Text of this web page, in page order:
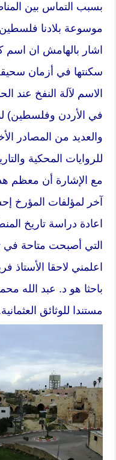
بسبب التماس بين
موسوعة بلادنا
اشار بالهامش ان
سكنتها في أزمان
الاسم لآلة النفخ عند
في الأردن وفلسطين)
والعديد من المصادر
للروايات المحكية
مع الإشارة أن معظم
آخر لمؤلفات المؤرخ
اعادة دراسة تاريخ
التي أصبحت متاحة في
اعلمني لاحقا
باحثا هو د. عبد الله
مستندا للوثائق